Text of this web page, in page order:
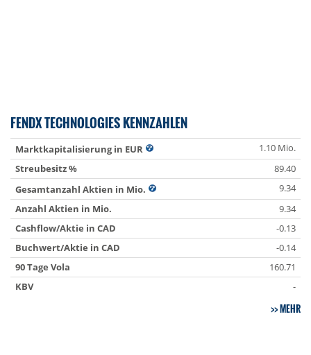
FENDX TECHNOLOGIES KENNZAHLEN
Marktkapitalisierung in EUR
1.10 Mio.
Streubesitz %
89.40
Gesamtanzahl Aktien in Mio.
9.34
Anzahl Aktien in Mio.
9.34
Cashflow/Aktie in CAD
-0.13
Buchwert/Aktie in CAD
-0.14
90 Tage Vola
160.71
KBV
-
MEHR